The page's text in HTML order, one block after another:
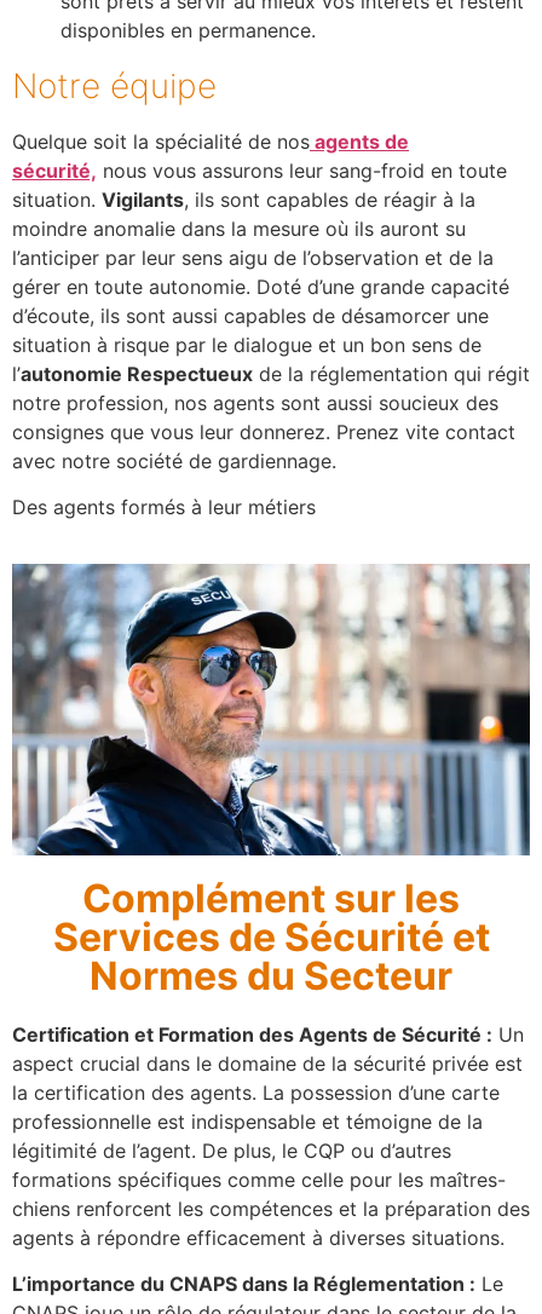
disponibles en permanence.
Notre équipe
Quelque soit la spécialité de nos agents de
sécurité, nous vous assurons leur sang-froid en toute
situation. Vigilants, ils sont capables de réagir à la
moindre anomalie dans la mesure où ils auront su
l’anticiper par leur sens aigu de l’observation et de la
gérer en toute autonomie. Doté d’une grande capacité
d’écoute, ils sont aussi capables de désamorcer une
situation à risque par le dialogue et un bon sens de
l’autonomie Respectueux de la réglementation qui régit
notre profession, nos agents sont aussi soucieux des
consignes que vous leur donnerez. Prenez vite contact
avec notre société de gardiennage.
Des agents formés à leur métiers
Complément sur les
Services de Sécurité et
Normes du Secteur
Certification et Formation des Agents de Sécurité : Un
aspect crucial dans le domaine de la sécurité privée est
la certification des agents. La possession d’une carte
professionnelle est indispensable et témoigne de la
légitimité de l’agent. De plus, le CQP ou d’autres
formations spécifiques comme celle pour les maîtres-
chiens renforcent les compétences et la préparation des
agents à répondre efficacement à diverses situations.
L’importance du CNAPS dans la Réglementation : Le